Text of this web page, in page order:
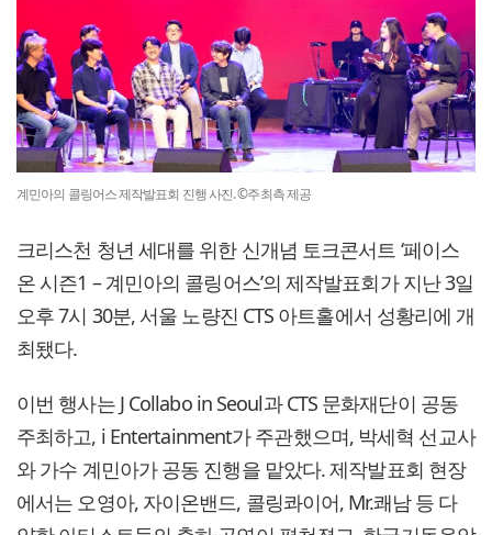
계민아의 콜링어스 제작발표회 진행 사진. ©주최측 제공
크리스천 청년 세대를 위한 신개념 토크콘서트 ‘페이스
온 시즌1 – 계민아의 콜링어스’의 제작발표회가 지난 3일
오후 7시 30분, 서울 노량진 CTS 아트홀에서 성황리에 개
최됐다.
이번 행사는 J Collabo in Seoul과 CTS 문화재단이 공동
주최하고, i Entertainment가 주관했으며, 박세혁 선교사
와 가수 계민아가 공동 진행을 맡았다. 제작발표회 현장
에서는 오영아, 자이온밴드, 콜링콰이어, Mr.쾌남 등 다